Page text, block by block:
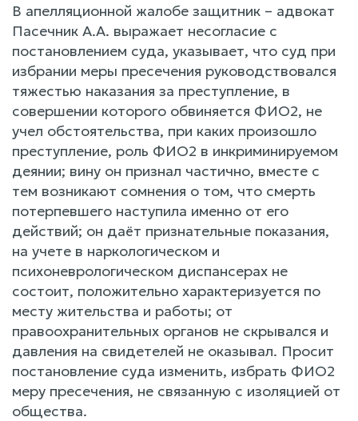
В апелляционной жалобе защитник – адвокат
Пасечник А.А. выражает несогласие с
постановлением суда, указывает, что суд при
избрании меры пресечения руководствовался
тяжестью наказания за преступление, в
совершении которого обвиняется ФИО2, не
учел обстоятельства, при каких произошло
преступление, роль ФИО2 в инкриминируемом
деянии; вину он признал частично, вместе с
тем возникают сомнения о том, что смерть
потерпевшего наступила именно от его
действий; он даёт признательные показания,
на учете в наркологическом и
психоневрологическом диспансерах не
состоит, положительно характеризуется по
месту жительства и работы; от
правоохранительных органов не скрывался и
давления на свидетелей не оказывал. Просит
постановление суда изменить, избрать ФИО2
меру пресечения, не связанную с изоляцией от
общества.